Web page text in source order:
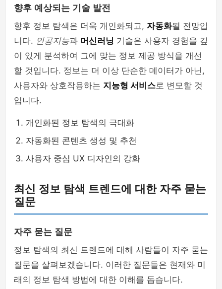
향후 예상되는 기술 발전
향후 정보 탐색은 더욱 개인화되고, 자동화될 전망입
니다. 인공지능과 머신러닝 기술은 사용자 경험을 깊
이 있게 분석하여 그에 맞는 정보 제공 방식을 개선
할 것입니다. 정보는 더 이상 단순한 데이터가 아닌,
사용자와 상호작용하는 지능형 서비스로 변모할 것
입니다.
개인화된 정보 탐색의 극대화
자동화된 콘텐츠 생성 및 추천
사용자 중심 UX 디자인의 강화
최신 정보 탐색 트렌드에 대한 자주 묻는
질문
자주 묻는 질문
정보 탐색의 최신 트렌드에 대해 사람들이 자주 묻는
질문을 살펴보겠습니다. 이러한 질문들은 현재와 미
래의 정보 탐색 방법에 대한 이해를 돕습니다.